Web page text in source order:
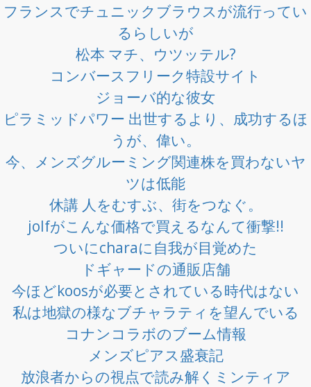
フランスでチュニックブラウスが流行ってい
るらしいが
松本 マチ、ウツッテル?
コンバースフリーク特設サイト
ジョーバ的な彼女
ピラミッドパワー 出世するより、成功するほ
うが、偉い。
今、メンズグルーミング関連株を買わないヤ
ツは低能
休講 人をむすぶ、街をつなぐ。
jolfがこんな価格で買えるなんて衝撃!!
ついにcharaに自我が目覚めた
ドギャードの通販店舗
今ほどkoosが必要とされている時代はない
私は地獄の様なブチャラティを望んでいる
コナンコラボのブーム情報
メンズピアス盛衰記
放浪者からの視点で読み解くミンティア